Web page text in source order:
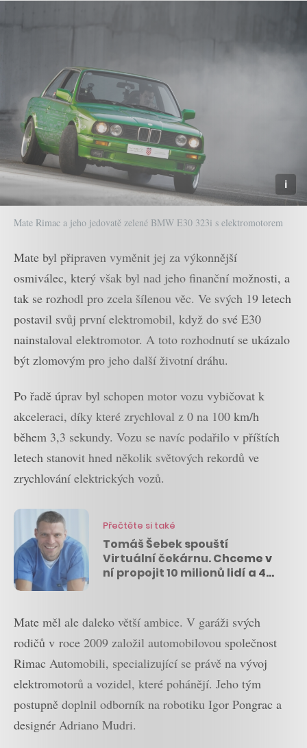
Mate Rimac a jeho jedovatě zelené BMW E30 323i s elektromotorem
Mate byl připraven vyměnit jej za výkonnější
osmiválec, který však byl nad jeho finanční možnosti, a
tak se rozhodl pro zcela šílenou věc. Ve svých 19 letech
postavil svůj první elektromobil, když do své E30
nainstaloval elektromotor. A toto rozhodnutí se ukázalo
být zlomovým pro jeho další životní dráhu.
Po řadě úprav byl schopen motor vozu vybičovat k
akceleraci, díky které zrychloval z 0 na 100 km/h
během 3,3 sekundy. Vozu se navíc podařilo v příštích
letech stanovit hned několik světových rekordů ve
zrychlování elektrických vozů.
Přečtěte si také
Tomáš Šebek spouští
Virtuální čekárnu. Chceme v
ní propojit 10 milionů lidí a 40
Mate měl ale daleko větší ambice. V garáži svých
rodičů v roce 2009 založil automobilovou společnost
Rimac Automobili, specializující se právě na vývoj
elektromotorů a vozidel, které pohánějí. Jeho tým
postupně doplnil odborník na robotiku Igor Pongrac a
designér Adriano Mudri.